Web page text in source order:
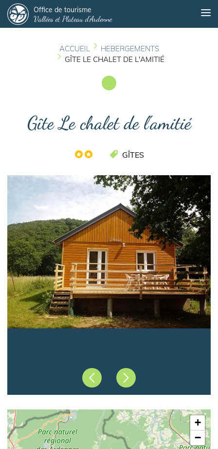
au
contenu
Office de tourisme
Vallées et Plateau d'Ardenne
ACCUEIL
HEBERGEMENTS
GÎTE LE CHALET DE L'AMITIÉ
Gîte Le chalet de l'amitié
GÎTES
PrécédentSuivant
+
−
Panneau de gestion des cookies